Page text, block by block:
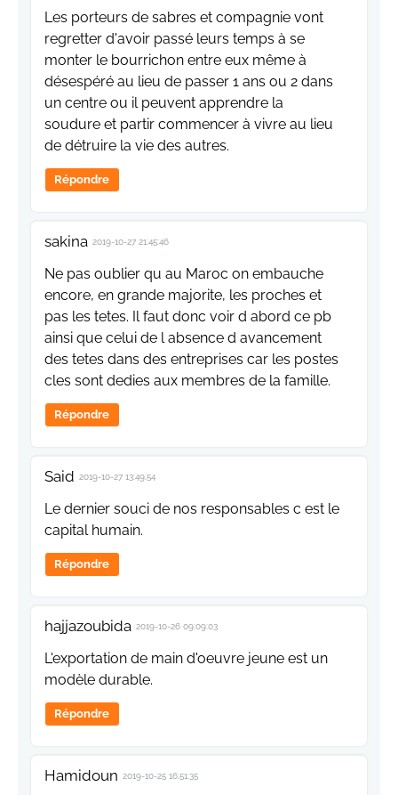
Les porteurs de sabres et compagnie vont
regretter d'avoir passé leurs temps à se
monter le bourrichon entre eux même à
désespéré au lieu de passer 1 ans ou 2 dans
un centre ou il peuvent apprendre la
soudure et partir commencer à vivre au lieu
de détruire la vie des autres.
Répondre
sakina 2019-10-27 21:45:46
Ne pas oublier qu au Maroc on embauche
encore, en grande majorite, les proches et
pas les tetes. Il faut donc voir d abord ce pb
ainsi que celui de l absence d avancement
des tetes dans des entreprises car les postes
cles sont dedies aux membres de la famille.
Répondre
Said 2019-10-27 13:49:54
Le dernier souci de nos responsables c est le
capital humain.
Répondre
hajjazoubida 2019-10-26 09:09:03
L'exportation de main d'oeuvre jeune est un
modèle durable.
Répondre
Hamidoun 2019-10-25 16:51:35